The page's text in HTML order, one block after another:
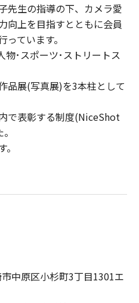
先生の指導の下、カメラ愛
向上を目指すとともに会員
ています。
物･スポーツ･ストリートス
品展(写真展)を3本柱として
で表彰する制度(NiceShot
中原区小杉町3丁目1301エ